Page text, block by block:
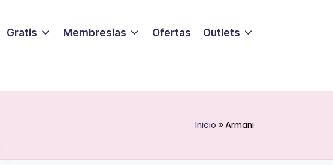
Gratis Membresias Ofertas Outlets
Inicio »Armani